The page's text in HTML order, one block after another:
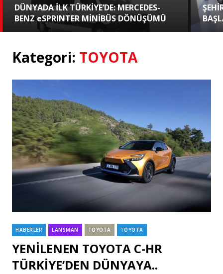
DÜNYADA İLK TÜRKİYE’DE: MERCEDES-
BENZ eSPRINTER MİNİBÜS DÖNÜŞÜMÜ
Kategori: TOYOTA
Categories
HABERLER LANSMAN TOYOTA TOYOTA
YENİLENEN TOYOTA C-HR
TÜRKİYE’DEN DÜNYAYA..